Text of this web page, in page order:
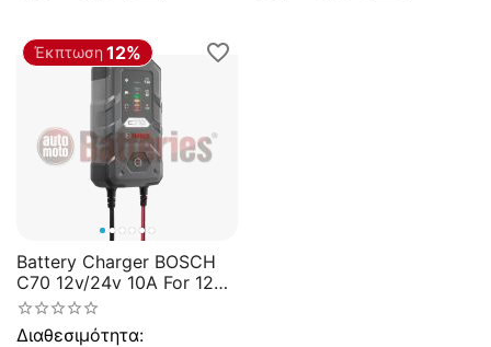
Έκπτωση 12%
Battery Charger BOSCH
C70 12v/24v 10A For 12V
Lead-acid, AGM, GEL, EFB
and VRLA Batteries.
Διαθεσιμότητα: